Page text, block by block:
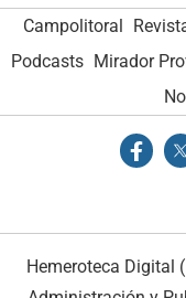
Campolitoral
Podcasts Mirador
Hemeroteca Digital